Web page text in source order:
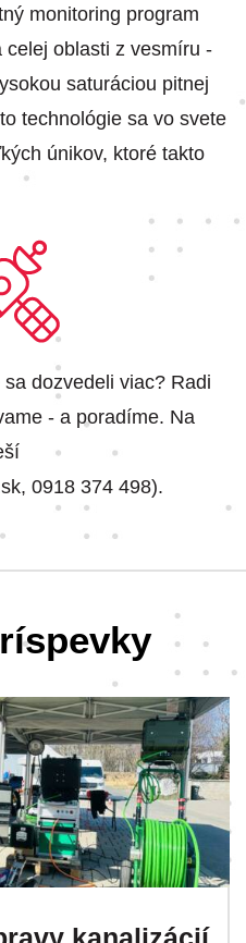
monitoring program
oblasti z vesmíru -
saturáciou pitnej
technológie sa vo svete
únikov, ktoré takto
dozvedeli viac? Radi
- a poradíme. Na
0918 374 498).